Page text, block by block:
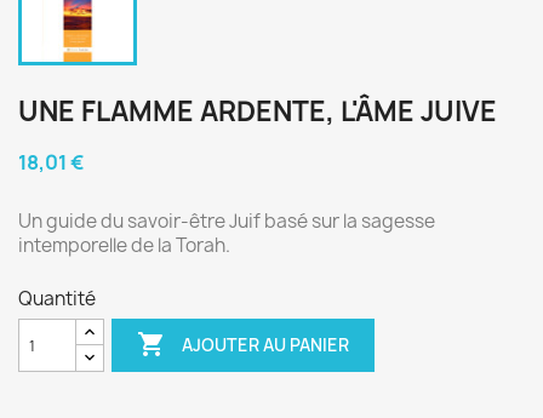
UNE FLAMME ARDENTE, L'ÂME JUIVE
18,01 €
Un guide du savoir-être Juif basé sur la sagesse
intemporelle de la Torah.
Quantité
 AJOUTER AU PANIER